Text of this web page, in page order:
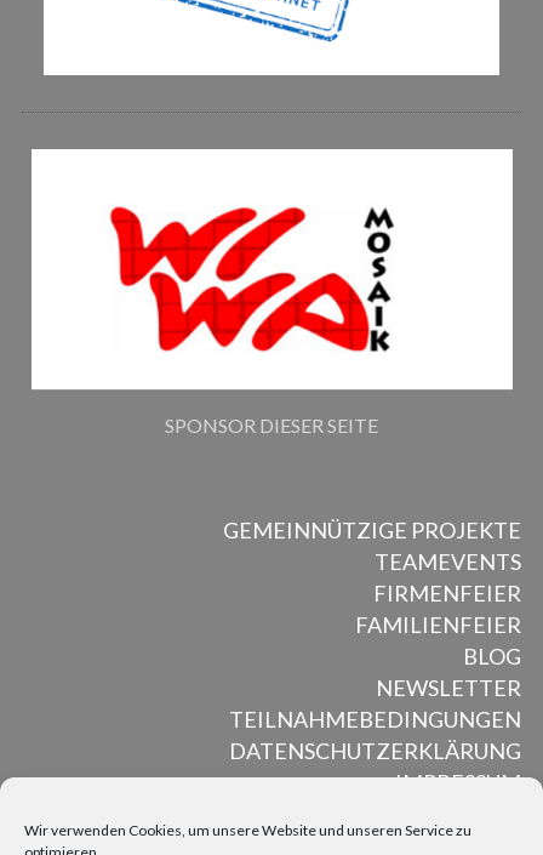
Wir verwenden Cookies, um unsere Website und unseren Service zu
SPONSOR DIESER SEITE
GEMEINNÜTZIGE PROJEKTE
TEAMEVENTS
FIRMENFEIER
FAMILIENFEIER
BLOG
NEWSLETTER
TEILNAHMEBEDINGUNGEN
DATENSCHUTZERKLÄRUNG
IMPRESSUM